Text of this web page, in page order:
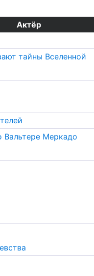
Актёр
тайны Вселенной
Меркадо